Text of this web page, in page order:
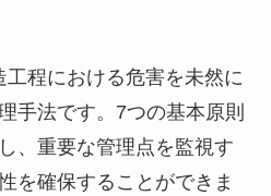
程における危害を未然に
手法です。7つの基本原則
、重要な管理点を監視す
を確保することができま